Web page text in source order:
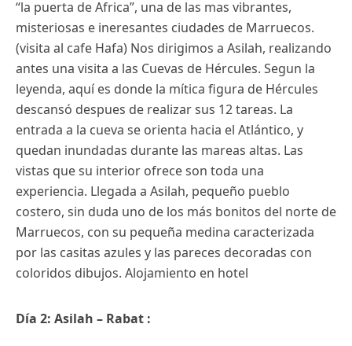
“la puerta de Africa”, una de las mas vibrantes,
misteriosas e ineresantes ciudades de Marruecos.
(visita al cafe Hafa) Nos dirigimos a Asilah, realizando
antes una visita a las Cuevas de Hércules. Segun la
leyenda, aquí es donde la mítica figura de Hércules
descansó despues de realizar sus 12 tareas. La
entrada a la cueva se orienta hacia el Atlántico, y
quedan inundadas durante las mareas altas. Las
vistas que su interior ofrece son toda una
experiencia. Llegada a Asilah, pequeño pueblo
costero, sin duda uno de los más bonitos del norte de
Marruecos, con su pequeña medina caracterizada
por las casitas azules y las pareces decoradas con
coloridos dibujos. Alojamiento en hotel
Día 2: Asilah – Rabat :